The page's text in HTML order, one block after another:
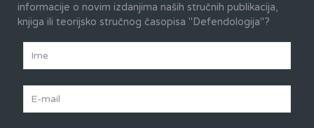
informacije o novim izdanjima naših stručnih publikacija,
knjiga ili teorijsko stručnog časopisa "Defendologija"?